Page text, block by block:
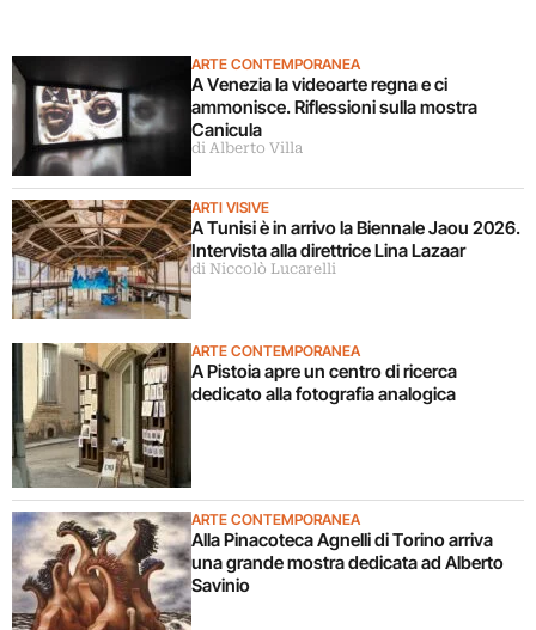
ARTE CONTEMPORANEA
A Venezia la videoarte regna e ci
ammonisce. Riflessioni sulla mostra
Canicula
di Alberto Villa
ARTI VISIVE
A Tunisi è in arrivo la Biennale Jaou 2026.
Intervista alla direttrice Lina Lazaar
di Niccolò Lucarelli
ARTE CONTEMPORANEA
A Pistoia apre un centro di ricerca
dedicato alla fotografia analogica
ARTE CONTEMPORANEA
Alla Pinacoteca Agnelli di Torino arriva
una grande mostra dedicata ad Alberto
Savinio